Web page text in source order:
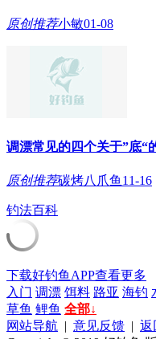
原创推荐小敏01-08
调漂常见的四个关于”底“
原创推荐碳烤八爪鱼 11-16
钓法百科
下载好钓鱼APP查看更多
入门 调漂 饵料 路亚 海钓
草鱼 鲤鱼 全部↓
网站导航 | 意见反馈 | 返